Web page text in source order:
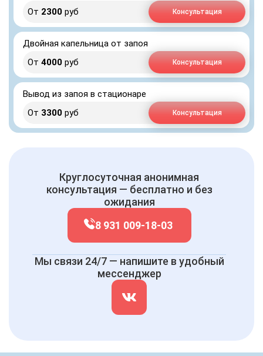
От 2300 руб Консультация
Двойная капельница от запоя
От 4000 руб Консультация
Вывод из запоя в стационаре
От 3300 руб Консультация
Круглосуточная анонимная
консультация — бесплатно и без
ожидания
8 931 009-18-03
Мы связи 24/7 — напишите в удобный
мессенджер